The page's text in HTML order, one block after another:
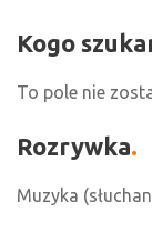
Kogo
To pole nie
Rozrywka
Muzyka